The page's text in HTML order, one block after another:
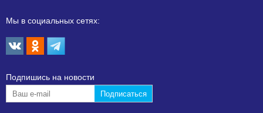
Мы в социальных сетях:
Подпишиcь на новости